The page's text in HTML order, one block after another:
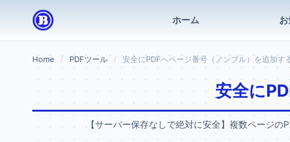
ホーム
Home PDFツール 安全にPDFへページ番号（ノンブル）を追加す
安全に
【サーバー保存なしで絶対に安全】複数ページ